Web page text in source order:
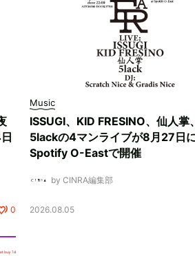
0
Music
ISSUGI、KID FRESINO、仙人掌
5lackの4マンライブが8月27日
Spotify O-Eastで開催
by CINRA編集部
2026.08.05